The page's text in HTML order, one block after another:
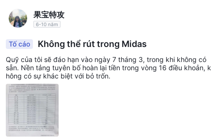
果宝特攻
6-10 năm
Tố cáo Không thể rút trong Midas
Quỹ của tôi sẽ đáo hạn vào ngày 7 tháng 3, trong khi không có
sẵn. Nền tảng tuyên bố hoàn lại tiền trong vòng 16 điều khoản, k
hông có sự khác biệt với bỏ trốn.